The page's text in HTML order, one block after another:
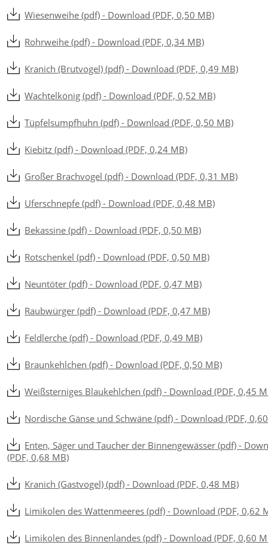
Wiesenweihe (pdf) - Download (PDF, 0,50 MB)
Rohrweihe (pdf) - Download (PDF, 0,34 MB)
Kranich (Brutvogel) (pdf) - Download (PDF, 0,49 MB)
Wachtelkönig (pdf) - Download (PDF, 0,52 MB)
Tüpfelsumpfhuhn (pdf) - Download (PDF, 0,50 MB)
Kiebitz (pdf) - Download (PDF, 0,24 MB)
Großer Brachvogel (pdf) - Download (PDF, 0,31 MB)
Uferschnepfe (pdf) - Download (PDF, 0,48 MB)
Bekassine (pdf) - Download (PDF, 0,50 MB)
Rotschenkel (pdf) - Download (PDF, 0,50 MB)
Neuntöter (pdf) - Download (PDF, 0,47 MB)
Raubwürger (pdf) - Download (PDF, 0,47 MB)
Feldlerche (pdf) - Download (PDF, 0,49 MB)
Braunkehlchen (pdf) - Download (PDF, 0,50 MB)
Weißsterniges Blaukehlchen (pdf) - Download (PDF, 0,45
Nordische Gänse und Schwäne (pdf) - Download (PDF,
Enten, Säger und Taucher der Binnengewässer (pdf) -
(PDF, 0,68 MB)
Kranich (Gastvogel) (pdf) - Download (PDF, 0,48 MB)
Limikolen des Wattenmeeres (pdf) - Download (PDF, 0,62
Limikolen des Binnenlandes (pdf) - Download (PDF, 0,60